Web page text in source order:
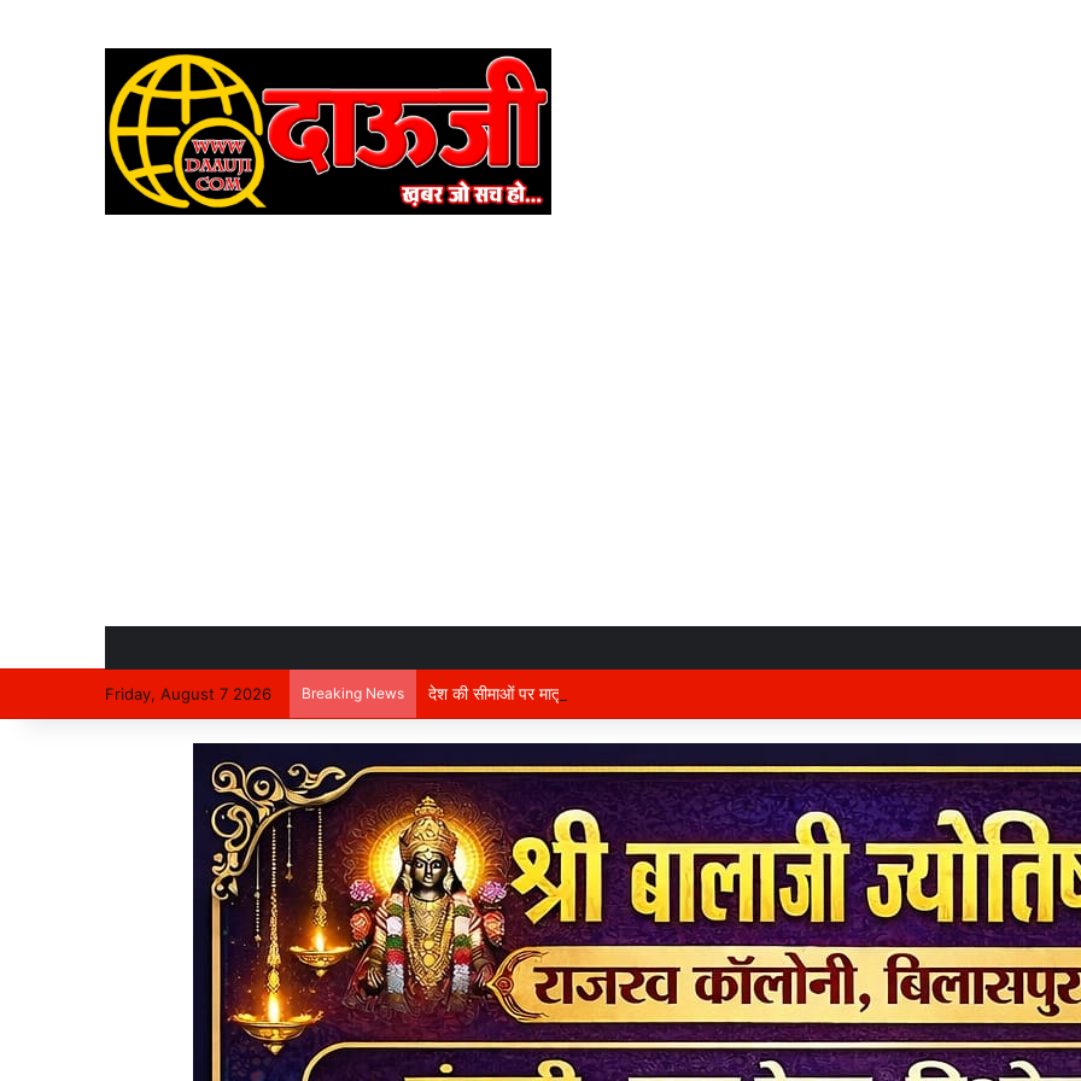
Friday, August 7 2026 Breaking News देश की सीमाओं पर मातृभूमि की रक्षा में तैनात वीर फौजी भाइयों हेतु “सिपाही रक्षा सूत्र संग्रहण” कार्यक्रम हुआ